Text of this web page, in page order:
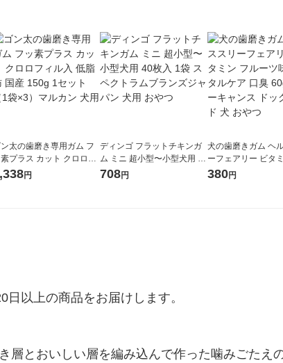
太の歯磨き専用ガム フ
素プラス カット クロロフ
入 低脂肪 国産 150g 1セ
ト（1袋×3）マルカン 犬
円
ディンゴ フラットチキンガ
ム ミニ 超小型〜小型犬用 40
枚入 1袋 スペクトラムブラ
708円
犬の歯磨きガム ヘ
ーフェアリー ビタミ
ーツ味 デンタルケア
380円
以上の商品をお届けします。
層とおいしい層を編み込んで作った噛みごたえ